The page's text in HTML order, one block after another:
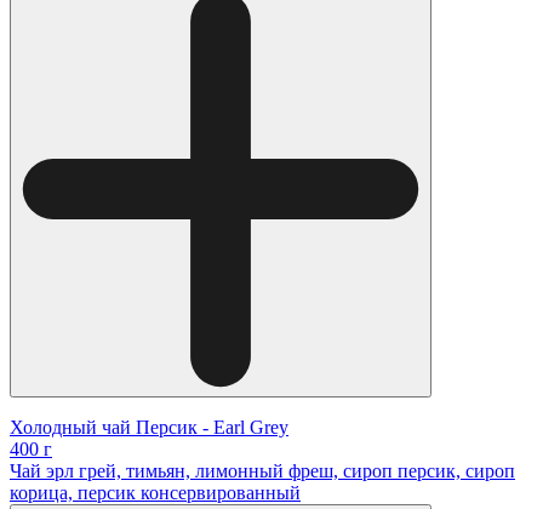
Холодный чай Персик - Earl Grey
400 г
Чай эрл грей, тимьян, лимонный фреш, сироп персик, сироп
корица, персик консервированный